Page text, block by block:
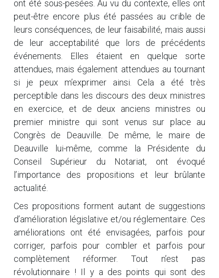
ont été sous-pesées. Au vu du contexte, elles ont
peut-être encore plus été passées au crible de
leurs conséquences, de leur faisabilité, mais aussi
de leur acceptabilité que lors de précédents
événements. Elles étaient en quelque sorte
attendues, mais également attendues au tournant
si je peux m’exprimer ainsi. Cela a été très
perceptible dans les discours des deux ministres
en exercice, et de deux anciens ministres ou
premier ministre qui sont venus sur place au
Congrès de Deauville. De même, le maire de
Deauville lui-même, comme la Présidente du
Conseil Supérieur du Notariat, ont évoqué
l’importance des propositions et leur brûlante
actualité.
Ces propositions forment autant de suggestions
d’amélioration législative et/ou réglementaire. Ces
améliorations ont été envisagées, parfois pour
corriger, parfois pour combler et parfois pour
complètement réformer. Tout n’est pas
révolutionnaire ! Il y a des points qui sont des